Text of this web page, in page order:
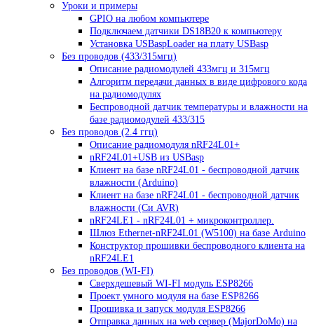
Уроки и примеры
GPIO на любом компьютере
Подключаем датчики DS18B20 к компьютеру
Установка USBaspLoader на плату USBasp
Без проводов (433/315мгц)
Описание радиомодулей 433мгц и 315мгц
Алгоритм передачи данных в виде цифрового кода
на радиомодулях
Беспроводной датчик температуры и влажности на
базе радиомодулей 433/315
Без проводов (2.4 ггц)
Описание радиомодуля nRF24L01+
nRF24L01+USB из USBasp
Клиент на базе nRF24L01 - беспроводной датчик
влажности (Arduino)
Клиент на базе nRF24L01 - беспроводной датчик
влажности (Си AVR)
nRF24LE1 - nRF24L01 + микроконтроллер.
Шлюз Ethernet-nRF24L01 (W5100) на базе Arduino
Конструктор прошивки беспроводного клиента на
nRF24LE1
Без проводов (WI-FI)
Сверхдешевый WI-FI модуль ESP8266
Проект умного модуля на базе ESP8266
Прошивка и запуск модуля ESP8266
Отправка данных на web сервер (MajorDoMo) на